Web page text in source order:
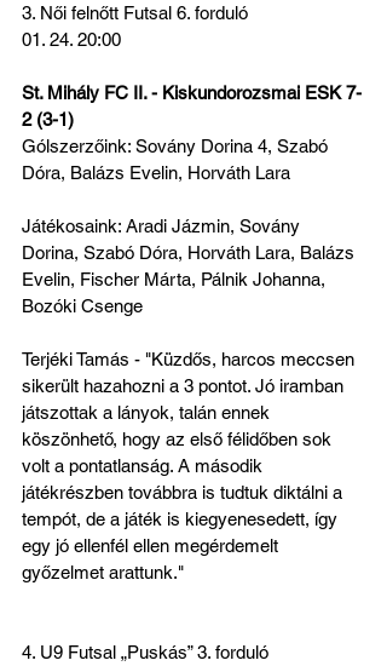
3. Női felnőtt Futsal 6. forduló
01. 24. 20:00
St. Mihály FC II. - Kiskundorozsmai ESK 7-
2 (3-1)
Gólszerzőink: Sovány Dorina 4, Szabó
Dóra, Balázs Evelin, Horváth Lara
Játékosaink: Aradi Jázmin, Sovány
Dorina, Szabó Dóra, Horváth Lara, Balázs
Evelin, Fischer Márta, Pálnik Johanna,
Bozóki Csenge
Terjéki Tamás - "Küzdős, harcos meccsen
sikerült hazahozni a 3 pontot. Jó iramban
játszottak a lányok, talán ennek
köszönhető, hogy az első félidőben sok
volt a pontatlanság. A második
játékrészben továbbra is tudtuk diktálni a
tempót, de a játék is kiegyenesedett, így
egy jó ellenfél ellen megérdemelt
győzelmet arattunk."
4. U9 Futsal „Puskás” 3. forduló